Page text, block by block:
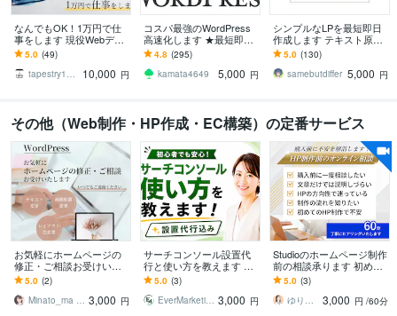
なんでもOK！1万円で仕
事をします 現役Webデザ
イナーが誠実に対応しま
す
5.0 (49)
tapestry1975
10,000 円
コスパ最強のWordPress
高速化します ★最短即日
★検索順位ＵＰ！★100点
実績★アクセス数ＵＰ！
★
4.8 (295)
kamata4649
5,000 円
シンプルなLPを最短即日
作成します テキスト原稿
を元にhtmlとcssだけでコ
ーディングします。
5.0 (130)
samebutdiffer 5,000 円
その他（Web制作・HP作成・EC構築）の定番サービス
お気軽にホームページの
修正・ご相談お受けいた
します ホームページ修正
や、作成についてのご相
談もOK♫
5.0 (2)
Minato_ma Webデザイン 3,000 円
サーチコンソール設置代
行と使い方を教えます ア
マゾンで好評発売中のサ
ーチコンソール解説本の
著者が伴走！
5.0 (3)
EverMarketing 3,000 円
Studioのホームページ制作
前の相談承ります 初めて
でも安心のHP制作前オン
ライン相談
5.0 (3)
ゆり｜Studio専門クリエイター
3,000 円 /60分